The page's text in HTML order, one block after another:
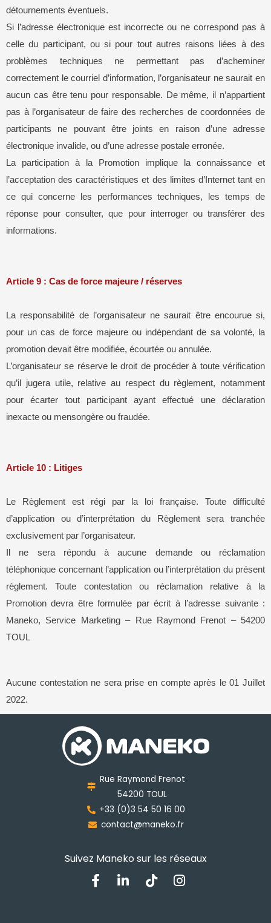
détournements éventuels.
Si l’adresse électronique est incorrecte ou ne correspond pas à
celle du participant, ou si pour tout autres raisons liées à des
problèmes techniques ne permettant pas d’acheminer
correctement le courriel d’information, l’organisateur ne saurait en
aucun cas être tenu pour responsable. De même, il n’appartient
pas à l’organisateur de faire des recherches de coordonnées de
participants ne pouvant être joints en raison d’une adresse
électronique invalide, ou d’une adresse postale erronée.
La participation à la Promotion implique la connaissance et
l’acceptation des caractéristiques et des limites d’Internet tant en
ce qui concerne les performances techniques, les temps de
réponse pour consulter, que pour interroger ou transférer des
informations.
Article 9 : Cas de force majeure / réserves
La responsabilité de l’organisateur ne saurait être encourue si,
pour un cas de force majeure ou indépendant de sa volonté, la
promotion devait être modifiée, écourtée ou annulée.
L’organisateur se réserve le droit de procéder à toute vérification
qu’il jugera utile, relative au respect du règlement, notamment
pour écarter tout participant ayant effectué une déclaration
inexacte ou mensongère ou fraudée.
Article 10 : Litiges
Le Règlement est régi par la loi française. Toute difficulté
d’application ou d’interprétation du Règlement sera tranchée
exclusivement par l’organisateur.
Il ne sera répondu à aucune demande ou réclamation
téléphonique concernant l’application ou l’interprétation du présent
règlement. Toute contestation ou réclamation relative à la
Promotion devra être formulée par écrit à l’adresse suivante :
Maneko, Service Marketing – Rue Raymond Frenot – 54200
TOUL
Aucune contestation ne sera prise en compte après le 01 Juillet
2022.
Rue Raymond Frenot
54200 TOUL
+33 (0)3 54 50 16 00
contact@maneko.fr
Suivez Maneko sur les réseaux
F
a
L
i
T
i
I
n